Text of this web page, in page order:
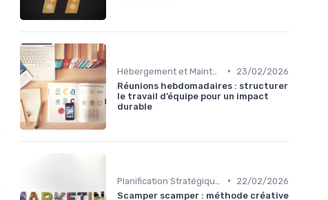
•
23/02/2026
Réunions hebdomadaires : structurer
le travail d’équipe pour un impact
durable
•
22/02/2026
Scamper scamper : méthode créative